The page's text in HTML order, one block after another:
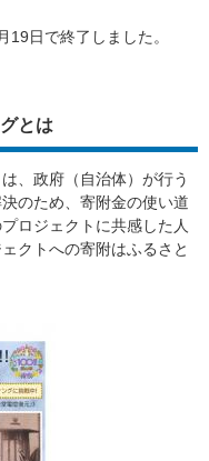
日で終了しました。
とは
、政府（自治体）が行う
のため、寄附金の使い道
ロジェクトに共感した人
クトへの寄附はふるさと